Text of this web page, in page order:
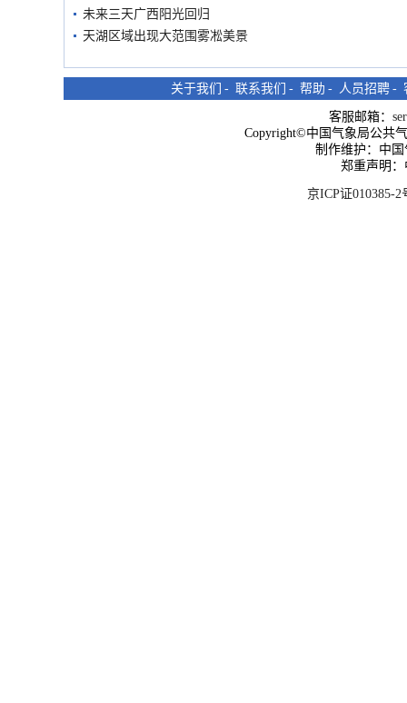
未来三天广西阳光回归
天湖区域出现大范围雾凇美景
关于我们 - 联系我们 - 帮助 - 人员招聘 -
客服邮箱：
Copyright©中国气象局公共
制作维护：中
郑重声明
京ICP证010385-2